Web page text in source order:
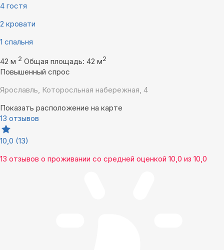
4 гостя
2 кровати
1 спальня
42 м 2 Общая площадь: 42 м2
Повышенный спрос
Ярославль, Которосльная набережная, 4
Показать расположение на карте
13 отзывов
10,0 (13)
13 отзывов о проживании со средней оценкой 10,0 из 10,0